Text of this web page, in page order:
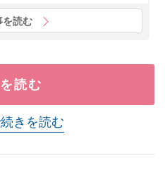
を読む
読む
きを読む